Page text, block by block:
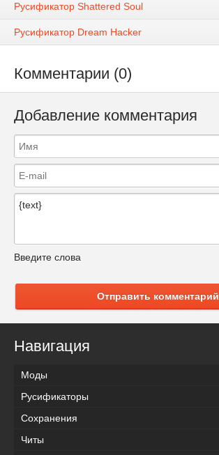
Русификатор Shattered Soul
Русификатор Dream Hacker
Комментарии (0)
Добавление комментария
Введите слова
Отправить комментарий
Навигация
Моды
Русификаторы
Сохранения
Читы